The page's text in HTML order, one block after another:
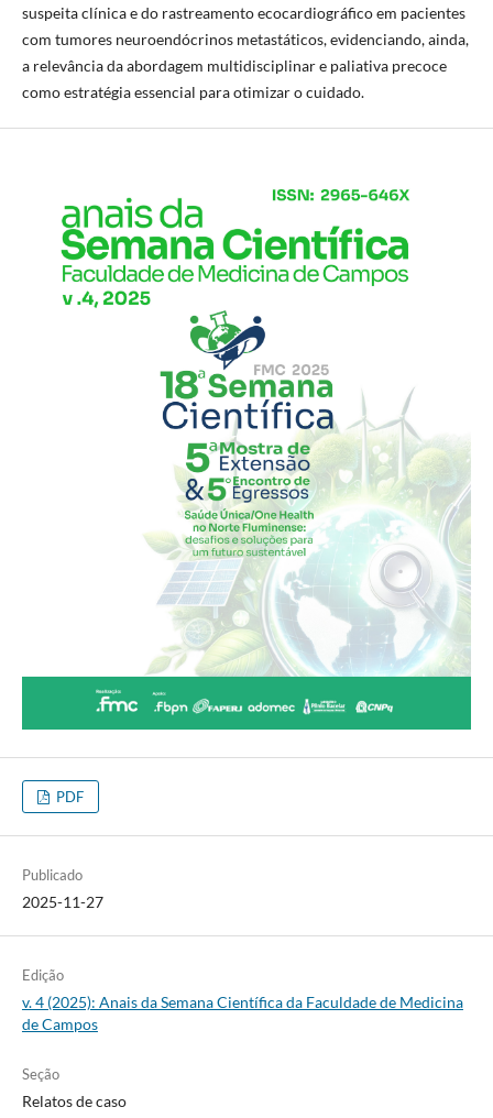
suspeita clínica e do rastreamento ecocardiográfico em pacientes
com tumores neuroendócrinos metastáticos, evidenciando, ainda,
a relevância da abordagem multidisciplinar e paliativa precoce
como estratégia essencial para otimizar o cuidado.
PDF
Publicado
2025-11-27
Edição
v. 4 (2025): Anais da Semana Científica da Faculdade de Medicina
de Campos
Seção
Relatos de caso